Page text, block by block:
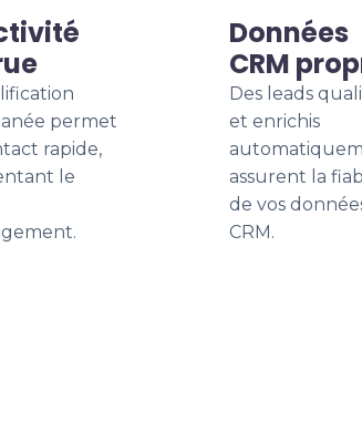
permet
rapide,
le
Données
CRM
Des leads
et enrichis
assurent la
de vos
CRM.